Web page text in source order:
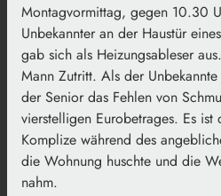
Montagvormittag, gegen 10.30
Unbekannter an der Haustür
gab sich als Heizungsableser
Mann Zutritt. Als der
der Senior das Fehlen von
vierstelligen Eurobetrages. Es ist
Komplize während des
die Wohnung huschte und die
nahm.